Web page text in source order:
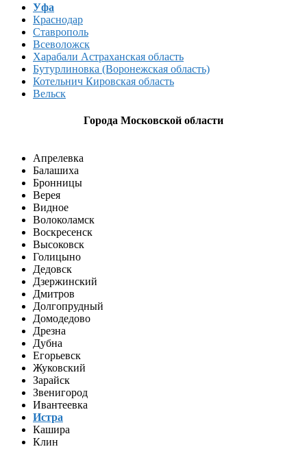
Уфа
Краснодар
Ставрополь
Всеволожск
Харабали Астраханская область
Бутурлиновка (Воронежская область)
Котельнич Кировская область
Вельск
Города Московской области
Апрелевка
Балашиха
Бронницы
Верея
Видное
Волоколамск
Воскресенск
Высоковск
Голицыно
Дедовск
Дзержинский
Дмитров
Долгопрудный
Домодедово
Дрезна
Дубна
Егорьевск
Жуковский
Зарайск
Звенигород
Ивантеевка
Истра
Кашира
Клин